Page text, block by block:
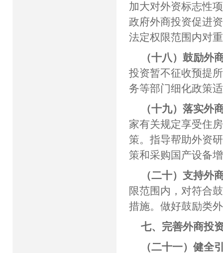
加大对外资标志性
政府外商投资促进
法定权限范围内对
（十八）鼓励外
投资暂不征收预提
务等部门细化政策
（十九）落实外
家有关规定享受住
策。指导帮助外资
策和采购国产设备
（二十）支持外
限范围内，对符合
措施。做好鼓励类
七、完善外商投
（二十一）健全